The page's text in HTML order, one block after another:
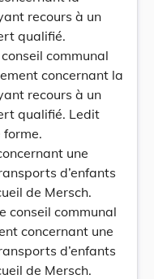
recours à un
qualifié.
communal
concernant la
recours à un
qualifié. Ledit
une
d’enfants
de Mersch.
conseil communal
concernant une
d’enfants
de Mersch.